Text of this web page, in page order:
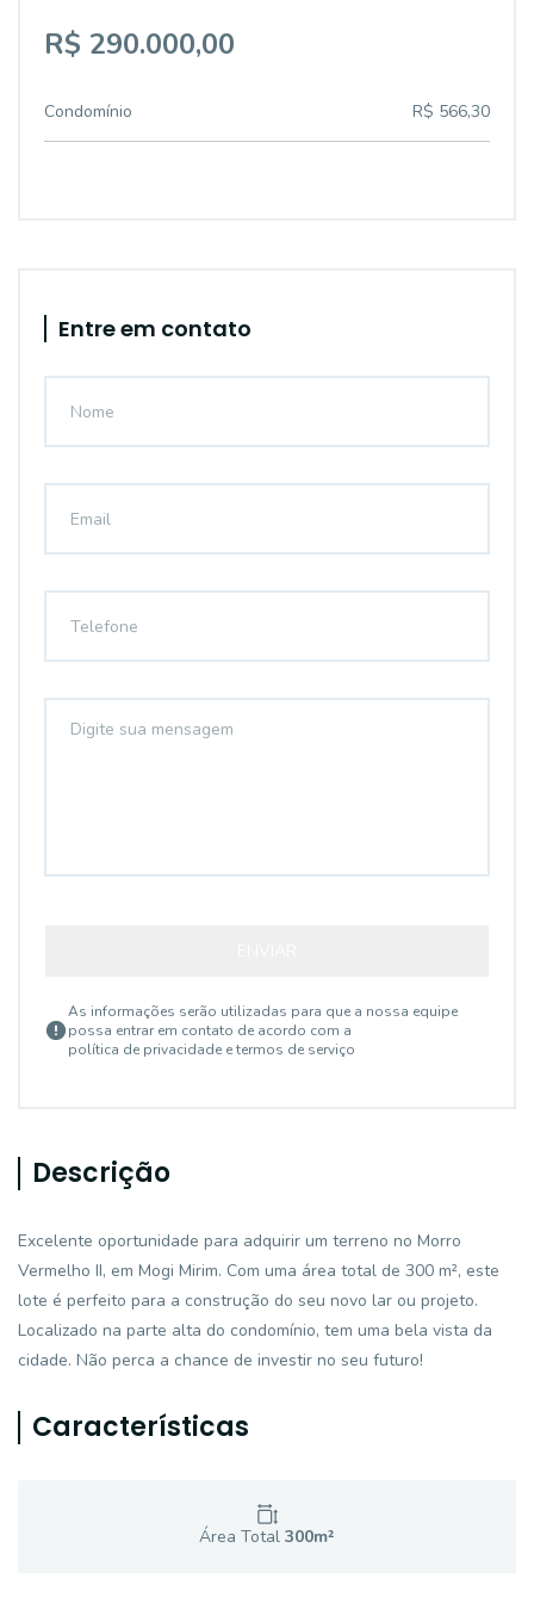
R$ 290.000,00
Condomínio R$ 566,30
Entre em contato
As informações serão utilizadas para que a nossa equipe
possa entrar em contato de acordo com a
política de privacidade e termos de serviço
Descrição
Excelente oportunidade para adquirir um terreno no Morro
Vermelho II, em Mogi Mirim. Com uma área total de 300 m², este
lote é perfeito para a construção do seu novo lar ou projeto.
Localizado na parte alta do condomínio, tem uma bela vista da
cidade. Não perca a chance de investir no seu futuro!
Características
Área Total 300m²